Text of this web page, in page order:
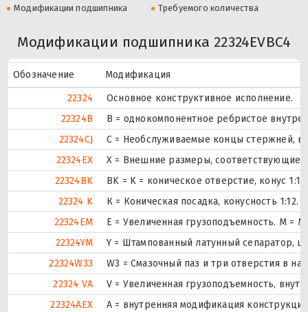
Модификации подшипника
Требуемого количества
Модификации подшипника 22324EVBC4
Обозначение
Модификация
22324
Основное конструктивное исполнение.
22324B
B = однокомпонентное ребристое
22324CJ
С = Необслуживаемые концы стержней,
22324EX
X = Внешние размеры, соответствующие
22324BK
BK = K = коническое отверстие, конус
22324 K
К = Коническая посадка, конусность 1:12.
22324EM
E = Увеличенная грузоподъемность. М =
22324YM
Y = Штампованный латунный сепаратор,
22324W33
W3 = Смазочный паз и три отверстия в
22324 VA
V = Увеличенная грузоподъемность,
22324AEX
A = внутренняя модификация